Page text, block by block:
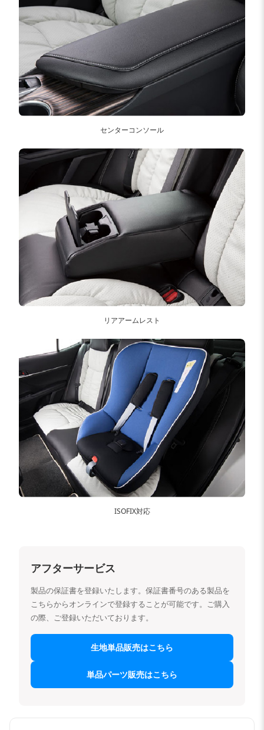
センターコンソール
リアアームレスト
ISOFIX対応
アフターサービス
製品の保証書を登録いたします。保証書番号のある製品を
こちらからオンラインで登録することが可能です。ご購入
の際、ご登録いただいております。
生地単品販売はこちら
単品パーツ販売はこちら